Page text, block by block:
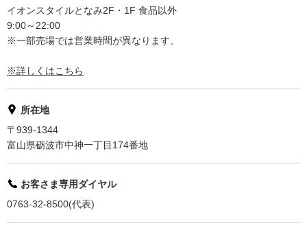
イオンスタイルとなみ2F・1F 食品以外
9:00～22:00
※一部売場では営業時間が異なります。
※詳しくはこちら
所在地
〒939-1344
富山県砺波市中神一丁目174番地
お客さま専用ダイヤル
0763-32-8500(代表)